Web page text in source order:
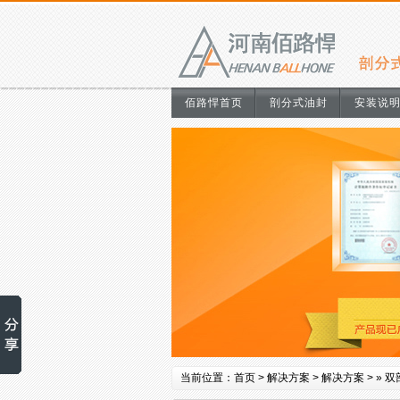
佰路悍首页 剖分式油封 安装说明
当前位置： 首页 > 解决方案 > 解决方案 > » 双